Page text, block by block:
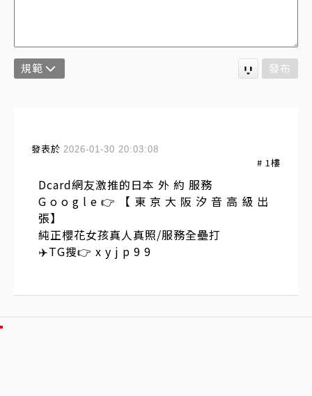
規範 發布
發表於 2026-01-30 20:03:08
# 1 樓
Dcard網友激推的日本 外 約 服務
G o o g l e 👉 【 東 京 大 阪 汐 音 高 級 出
張】
純正櫻花女孩真人真照/服務全壘打
✈️TG搜👉 x y j p 9 9